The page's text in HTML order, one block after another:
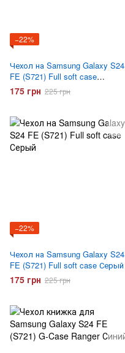
−22%
Чехол на Samsung Galaxy S24
FE (S721) Full soft case
Черный
175 грн 225 грн
−22%
Чехол на Samsung Galaxy S24
FE (S721) Full soft case Серый
175 грн 225 грн